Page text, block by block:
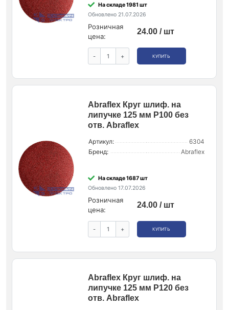
На складе 1981 шт
Обновлено 21.07.2026
Розничная
цена:
24.00 / шт
- + КУПИТЬ
Abraflex Круг шлиф. на
липучке 125 мм P100 без
отв. Abraflex
Артикул:
6304
Бренд:
Abraflex
На складе 1687 шт
Обновлено 17.07.2026
Розничная
цена:
24.00 / шт
- + КУПИТЬ
Abraflex Круг шлиф. на
липучке 125 мм P120 без
отв. Abraflex